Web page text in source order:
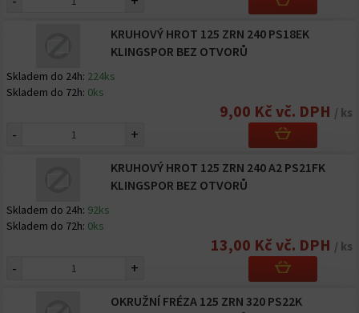
KRUHOVÝ HROT 125 ZRN 240 PS18EK
KLINGSPOR BEZ OTVORŮ
Skladem do 24h: 224ks
Skladem do 72h: 0ks
9,00 Kč vč. DPH / ks
- +
KRUHOVÝ HROT 125 ZRN 240 A2 PS21FK
KLINGSPOR BEZ OTVORŮ
Skladem do 24h: 92ks
Skladem do 72h: 0ks
13,00 Kč vč. DPH / ks
- +
OKRUŽNÍ FRÉZA 125 ZRN 320 PS22K